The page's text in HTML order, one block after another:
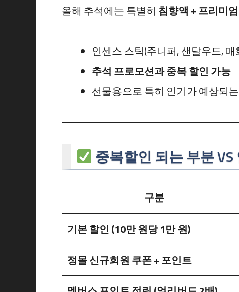
올해 추석에는 특별히 침향액 + 프리미
인센스 스틱(주니퍼, 샌달우드,
추석 프로모션과 중복 할인 가능
선물용으로 특히 인기가 예상되
중복할인 되는 부분
구분
기본 할인 (10만 원당 1만 원)
정몰 신규회원 쿠폰 + 포인트